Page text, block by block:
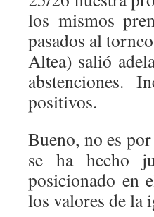
los mismos
pasados al
Altea) salió
abstenciones.
positivos.
Bueno, no es
se ha hecho
posicionado en
los valores de la